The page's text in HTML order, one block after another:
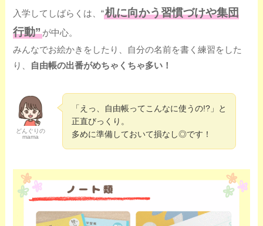
入学してしばらくは、“机に向かう習慣づけや集団
行動”が中心。
みんなでお絵かきをしたり、自分の名前を書く練習をした
り、 自由帳の出番がめちゃくちゃ多い！
どんぐりの
mama
「えっ、自由帳ってこんなに使うの!?」と
正直びっくり。
多めに準備しておいて損なし◎です！